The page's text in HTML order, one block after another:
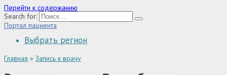
Перейти к содержанию
Search for:
Портал пациента
Выбрать регион
Главная » Запись к врачу